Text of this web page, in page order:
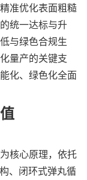
准优化表面粗糙
统一达标与升
与绿色合规生
量产的关键支
化、绿色化全面
核心原理，依托
、闭环式弹丸循